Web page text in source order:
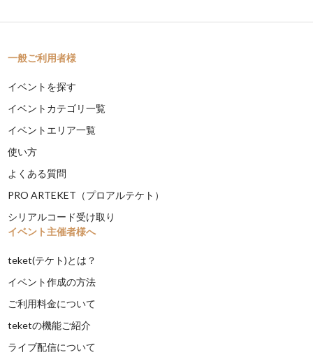
一般ご利用者様
イベントを探す
イベントカテゴリ一覧
イベントエリア一覧
使い方
よくある質問
PRO ARTEKET（プロアルテケト）
シリアルコード受け取り
イベント主催者様へ
teket(テケト)とは？
イベント作成の方法
ご利用料金について
teketの機能ご紹介
ライブ配信について